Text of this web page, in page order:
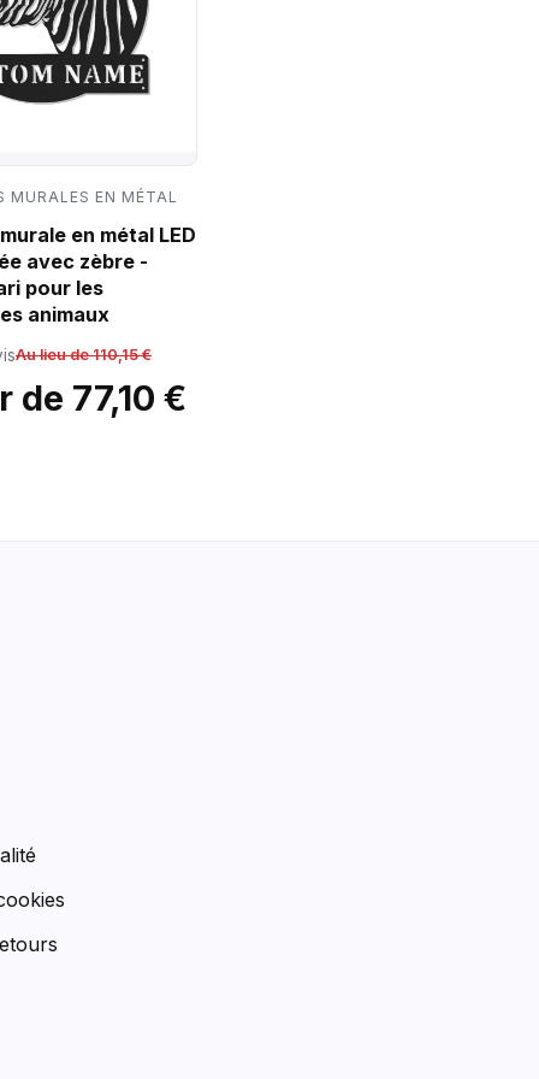
MURALES EN MÉTAL
en métal LED
avec zèbre -
pour les
animaux
Au lieu de 110,15 €
de 77,10 €